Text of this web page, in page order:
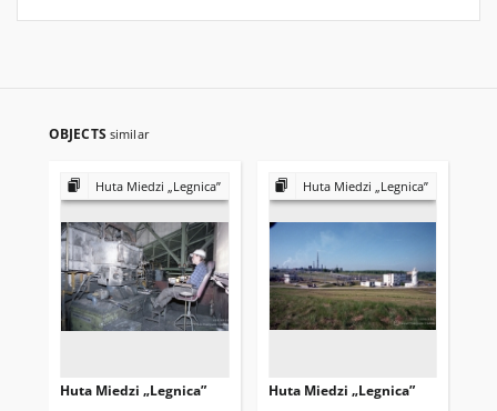
OBJECTS similar
Huta Miedzi „Legnica”
Huta Miedzi „Legnica”
Huta Miedzi „Legnica”
Huta Miedzi „Legnica”